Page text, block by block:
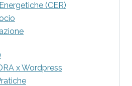
(CER)
x Wordpress